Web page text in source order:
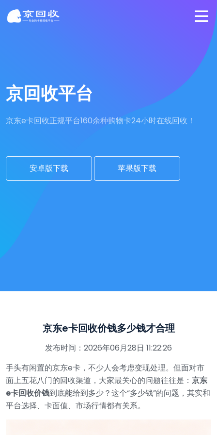
京回收平台
京东e卡回收正规平台160余种购物卡24小时在线回收！
安卓版下载 苹果版下载
京东e卡回收价钱多少钱才合理
发布时间：2026年06月28日 11:22:26
手头有闲置的京东e卡，不少人会考虑变现处理。但面对市
面上五花八门的回收渠道，大家最关心的问题往往是： 京东
e卡回收价钱到底能给到多少？这个“多少钱”的问题，其实和
平台选择、卡面值、市场行情都有关系。